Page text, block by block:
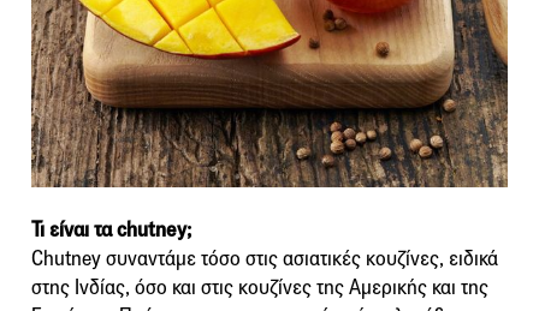
Τι είναι τα chutney;
Chutney συναντάμε τόσο στις ασιατικές κουζίνες, ειδικά
στης Ινδίας, όσο και στις κουζίνες της Αμερικής και της